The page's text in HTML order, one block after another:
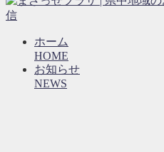
ホーム
HOME
お知らせ
NEWS